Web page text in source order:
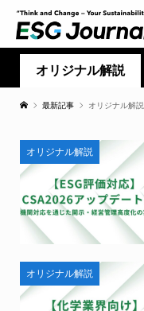
オリジナル解説
最新記事 オリジナル解説
オリジナル解説
オリジナル解説